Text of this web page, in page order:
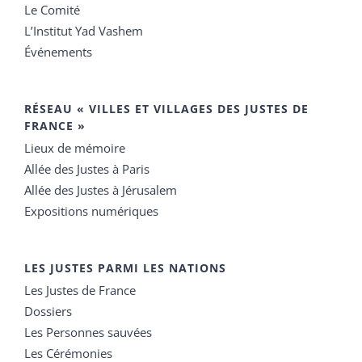
Le Comité
L’Institut Yad Vashem
Événements
RÉSEAU « VILLES ET VILLAGES DES JUSTES DE
FRANCE »
Lieux de mémoire
Allée des Justes à Paris
Allée des Justes à Jérusalem
Expositions numériques
LES JUSTES PARMI LES NATIONS
Les Justes de France
Dossiers
Les Personnes sauvées
Les Cérémonies